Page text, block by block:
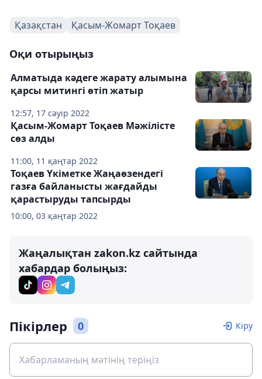
Қазақстан Қасым-Жомарт Тоқаев
Оқи отырыңыз
12:57, 17 сәуір 2022
Алматыда кәдеге жарату алымына
қарсы митингі өтіп жатыр
11:00, 11 қаңтар 2022
Қасым-Жомарт Тоқаев Мәжілісте
сөз алды
10:00, 03 қаңтар 2022
Тоқаев Үкіметке Жаңаөзендегі
газға байланысты жағдайды
қарастыруды тапсырды
Жаңалықтан zakon.kz сайтында
хабардар болыңыз:
Пікірлер 0 Кіру